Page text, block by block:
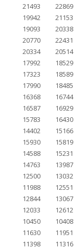
21493 22869
19942 21153
19093 20338
20770 22431
20334 20514
17992 18529
17323 18589
17990 18485
16368 16744
16587 16929
15783 16430
14402 15166
15930 15819
14588 15231
14763 13987
12500 13032
11988 12551
12844 13067
12033 12612
10450 10408
11630 11951
11398 11316